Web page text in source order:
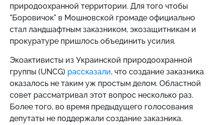
природоохранной территории. Для того чтобы
"Боровичок" в Мошновской громаде официально
стал ландшафтным заказником, экозащитникам и
прокуратуре пришлось объединить усилия.
Экоактивисты из Украинской природоохранной
группы (UNCG) рассказали, что создание заказника
оказалось не таким уж простым делом. Областной
совет рассматривал этот вопрос несколько раз.
Более того, во время предыдущего голосования
депутаты не поддержали создание заказника.